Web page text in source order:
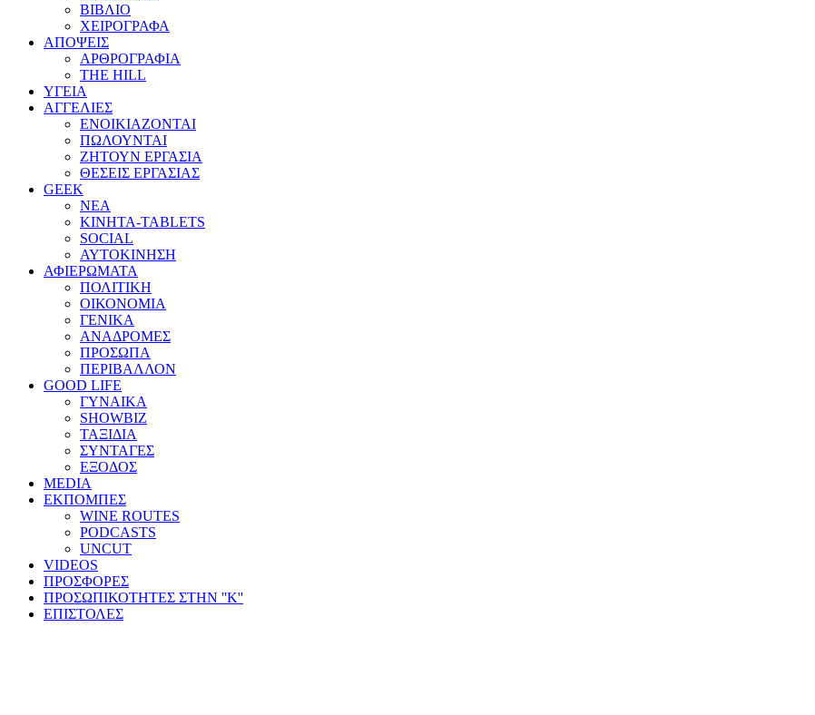
ΒΙΒΛΙΟ
ΧΕΙΡΟΓΡΑΦΑ
ΑΠΟΨΕΙΣ
ΑΡΘΡΟΓΡΑΦΙΑ
THE HILL
ΥΓΕΙΑ
ΑΓΓΕΛΙΕΣ
ΕΝΟΙΚΙΑΖΟΝΤΑΙ
ΠΩΛΟΥΝΤΑΙ
ΖΗΤΟΥΝ ΕΡΓΑΣΙΑ
ΘΕΣΕΙΣ ΕΡΓΑΣΙΑΣ
GEEK
ΝΕΑ
ΚΙΝΗΤΑ-TABLETS
SOCIAL
ΑΥΤΟΚΙΝΗΣΗ
ΑΦΙΕΡΩΜΑΤΑ
ΠΟΛΙΤΙΚΗ
ΟΙΚΟΝΟΜΙΑ
ΓΕΝΙΚΑ
ΑΝΑΔΡΟΜΕΣ
ΠΡΟΣΩΠΑ
ΠΕΡΙΒΑΛΛΟΝ
GOOD LIFE
ΓΥΝΑΙΚΑ
SHOWBIZ
ΤΑΞΙΔΙΑ
ΣΥΝΤΑΓΕΣ
ΕΞΟΔΟΣ
MEDIA
ΕΚΠΟΜΠΕΣ
WINE ROUTES
PODCASTS
UNCUT
VIDEOS
ΠΡΟΣΦΟΡΕΣ
ΠΡΟΣΩΠΙΚΟΤΗΤΕΣ ΣΤΗΝ ''Κ''
ΕΠΙΣΤΟΛΕΣ